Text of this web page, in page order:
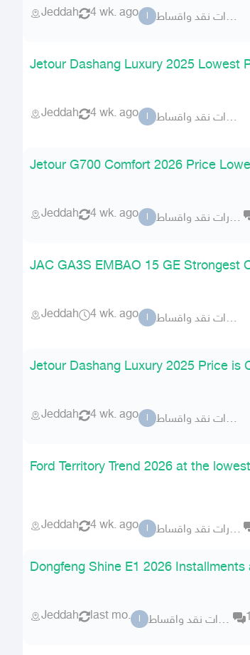
Jeddah 4 wk. ago ا الزهار للسيارات نقد واقساط
Jetour Dashang Luxury 2025 Lowest
Jeddah 4 wk. ago ا الزهار للسيارات نقد واقساط
Jetour G700 Comfort 2026 Price
Jeddah 4 wk. ago ا الزهار للسيارات نقد واقساط
JAC GA3S EMBAO 15 GE Strongest
Jeddah 4 wk. ago ا الزهار للسيارات نقد واقساط
Jetour Dashang Luxury 2025 Price is
Jeddah 4 wk. ago ا الزهار للسيارات نقد واقساط
Ford Territory Trend 2026 at the
Jeddah 4 wk. ago ا الزهار للسيارات نقد واقساط
Dongfeng Shine E1 2026
Jeddah last mo. ا الزهار للسيارات نقد واقساط 1